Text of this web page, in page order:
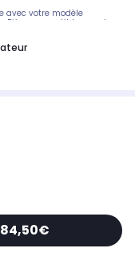
avec votre modèle
compatible avec les
PQ91ALRGY -
84,50€